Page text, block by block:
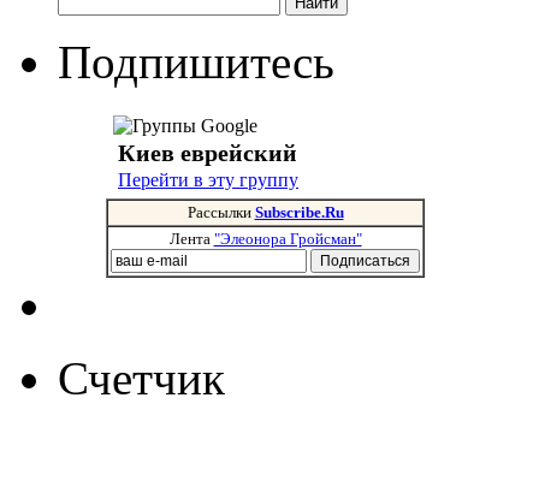
Подпишитесь
Киев еврейский
Перейти в эту группу
Рассылки Subscribe.Ru
Лента "Элеонора Гройсман"
Счетчик